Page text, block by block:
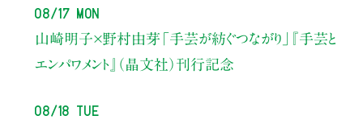
08/17 Mon
山崎明子×野村由芽 「手芸が紡ぐつながり」
『手芸と
エンパワメント』（晶文社）刊行記念
08/18 Tue